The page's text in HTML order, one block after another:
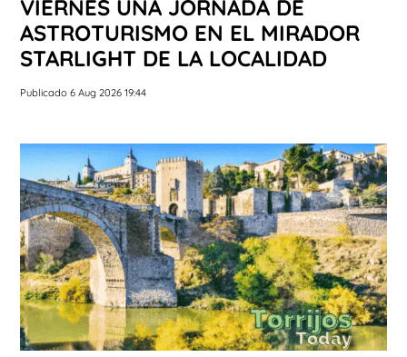
VIERNES UNA JORNADA DE
ASTROTURISMO EN EL MIRADOR
STARLIGHT DE LA LOCALIDAD
Publicado 6 Aug 2026 19:44